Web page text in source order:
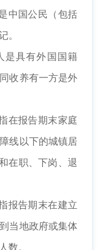
中国公民（包括
。
是具有外国国籍
收养有一方是外
在报告期末家庭
线以下的城镇居
在职、下岗、退
报告期末在建立
当地政府或集体
数。